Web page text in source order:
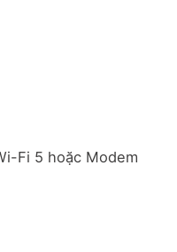
Fi 5 hoặc Modem